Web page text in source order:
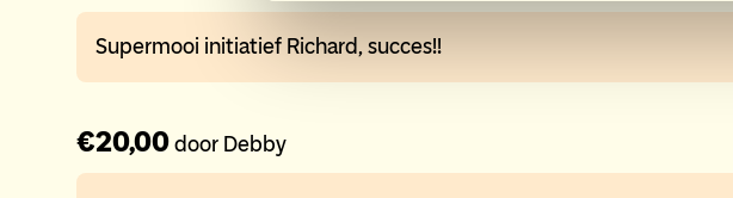
Supermooi initiatief Richard, succes!!
€20,00door Debby